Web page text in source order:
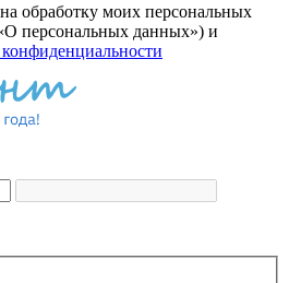
обработку моих персональных
персональных данных») и